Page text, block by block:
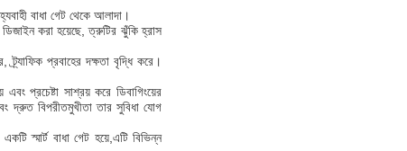
বাধা গেট থেকে আলাদা।
ডিজাইন করা হয়েছে, ত্রুটির ঝুঁকি হ্রাস
প্রবাহের দক্ষতা বৃদ্ধি করে।
প্রচেষ্টা সাশ্রয় করে ডিবাগিংয়ের
দ্রুত বিপরীতমুখীতা তার সুবিধা যোগ
স্মার্ট বাধা গেট হয়ে,এটি বিভিন্ন